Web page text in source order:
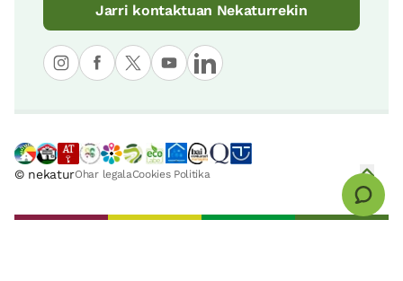
Jarri kontaktuan Nekaturrekin
© nekaturOhar legalaCookies Politika